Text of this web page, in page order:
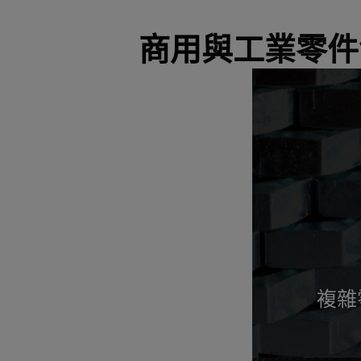
商用與工業零
複